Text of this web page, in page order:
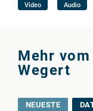
Video Audio
Mehr
Wegert
NEUESTE